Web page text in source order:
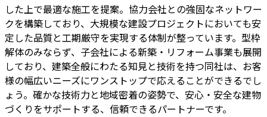
した上で最適な施工を提案。協力会社との強固なネットワー
クを構築しており、大規模な建設プロジェクトにおいても安
定した品質と工期厳守を実現する体制が整っています。型枠
解体のみならず、子会社による新築・リフォーム事業も展開
しており、建築全般にわたる知見と技術を持つ同社は、お客
様の幅広いニーズにワンストップで応えることができるでし
ょう。確かな技術力と地域密着の姿勢で、安心・安全な建物
づくりをサポートする、信頼できるパートナーです。